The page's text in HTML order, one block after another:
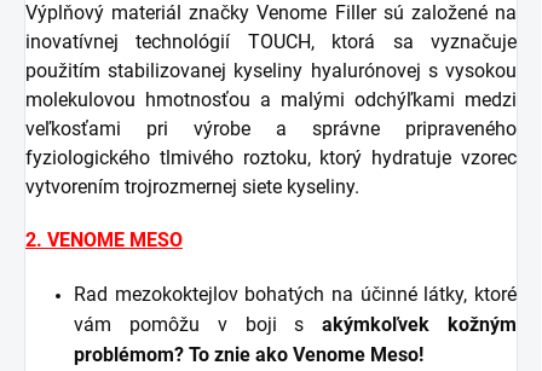
Výplňový materiál značky Venome Filler sú založené na
inovatívnej technológií TOUCH, ktorá sa vyznačuje
použitím stabilizovanej kyseliny hyalurónovej s vysokou
molekulovou hmotnosťou a malými odchýľkami medzi
veľkosťami pri výrobe a správne pripraveného
fyziologického tlmivého roztoku, ktorý hydratuje vzorec
vytvorením trojrozmernej siete kyseliny.
2. VENOME MESO
Rad mezokoktejlov bohatých na účinné látky, ktoré
vám pomôžu v boji sakýmkoľvek kožným
problémom? To znie ako Venome Meso!